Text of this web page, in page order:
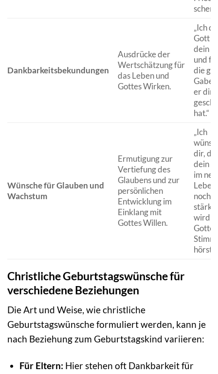
Dankbarkeitsbekundungen
Ausdrücke der
Wertschätzung für
das Leben und
Gottes Wirken.
„Ich
Gott
dein
und
die
er dir
hat.“
Wünsche für Glauben und
Wachstum
Ermutigung zur
Vertiefung des
Glaubens und zur
persönlichen
Entwicklung im
Einklang mit
Gottes Willen.
„Ich
dir,
dein
im
noch
wird
Gottes
hörst.“
Christliche Geburtstagswünsche für
verschiedene Beziehungen
Die Art und Weise, wie christliche
Geburtstagswünsche formuliert werden, kann je
nach Beziehung zum Geburtstagskind variieren:
Für Eltern: Hier stehen oft Dankbarkeit für